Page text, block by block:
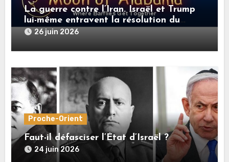
La guerre contre l’Iran. Israël et Trump
lui-même entravent la résolution du
conflit
26 juin 2026
Proche-Orient
Faut-il défasciser l’État d’Israël ?
24 juin 2026